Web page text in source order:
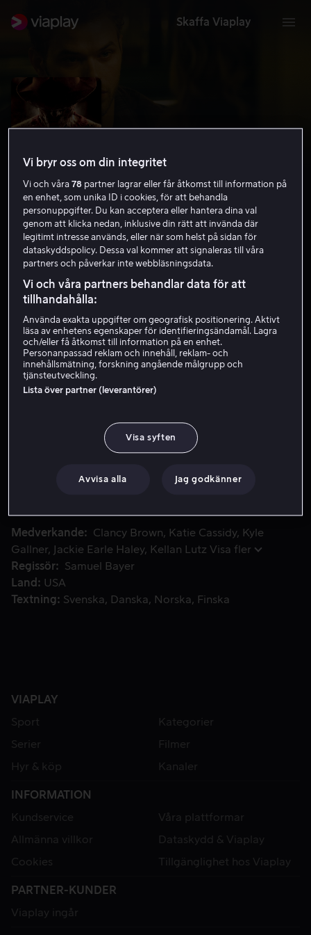
Skaffa Viaplay
Terror på Elm Street
Thriller
HD
Hyr 59 kr
Köp 109 kr
Se trailer
En grupp tonåringar från förorten blir alla förföljda av
En grupp tonåringar från förorten blir alla förföljda av
jagar dem i deras drömmar. Så länge de håller sig vakna
Medverkande Clancy Brown Katie Cassidy
Kyle
Gallner
Jackie Earle Haley Kellan Lutz Visa fler
Regissör
Samuel Bayer
Land
USA
Textning
Svenska Danska Norska Finska
VIAPLAY
Sport
Kategorier
Serier
Filmer
Hyr & köp
Kanaler
INFORMATION
Kundservice
Våra plattformar
Allmänna villkor
Dataskydd & Viaplay
Cookies
Tillgänglighet hos Viaplay
PARTNER-KUNDER
Viaplay ingår
Vi bryr oss om din integritet
Vi och våra78 partner lagrar eller får åtkomst till information på
en enhet, som unika ID i cookies, för att behandla
personuppgifter. Du kan acceptera eller hantera dina val
genom att klicka nedan, inklusive din rätt att invända där
legitimt intresse används, eller när som helst på sidan för
dataskyddspolicy. Dessa val kommer att signaleras till våra
partners och påverkar inte webbläsningsdata.
Vi och våra partners behandlar data för att
tillhandahålla:
Använda exakta uppgifter om geografisk positionering. Aktivt
läsa av enhetens egenskaper för identifieringsändamål. Lagra
och/eller få åtkomst till information på en enhet.
Personanpassad reklam och innehåll, reklam- och
innehållsmätning, forskning angående målgrupp och
tjänsteutveckling.
Lista över partner (leverantörer)
Visa syften
Avvisa alla Jag godkänner